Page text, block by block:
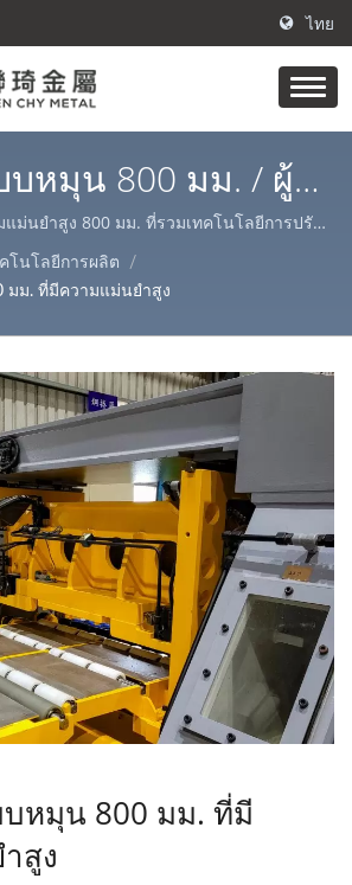
ไทย
หมุน 800 มม. / ผู้
ล็กกันสนิม |
METAL
ม่นยำสูง 800 มม. ที่รวมเทคโนโลยีการปรับ
/ ผลิตภัณฑ์หลักของ Lienchy Metal ได้แก่
ลามิเนต, สแตนเลส AFP และม้วน/ แผ่นเหล็ก,
มาะสำหรับการตกแต่งภายในและภายนอกที่
องใช้ในบ้าน.
คโนโลยีการผลิต
/
มม. ที่มีความแม่นยำสูง
หมุน 800 มม. ที่มี
สูง